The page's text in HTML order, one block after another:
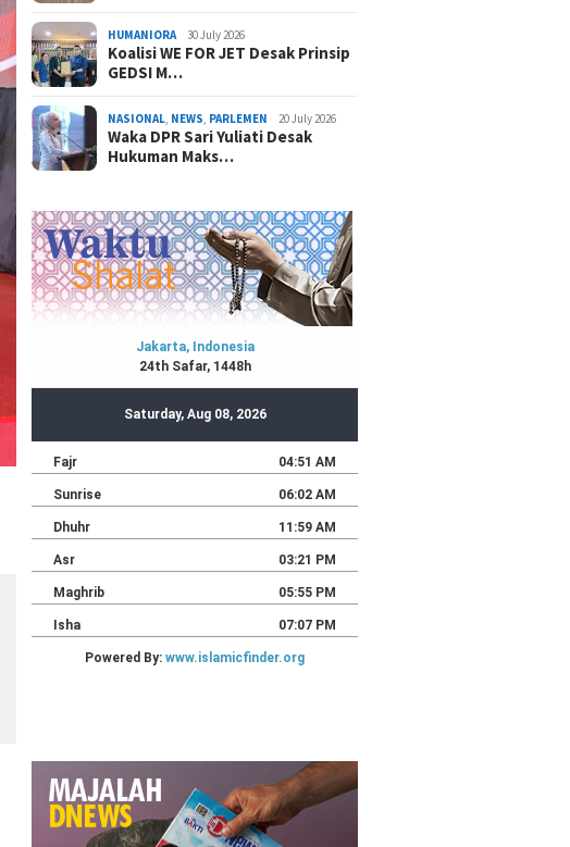
HUMANIORA 30 July 2026
Koalisi WE FOR JET Desak Prinsip
GEDSI M…
NASIONAL NEWS PARLEMEN 20 July 2026
Waka DPR Sari Yuliati Desak
Hukuman Maks…